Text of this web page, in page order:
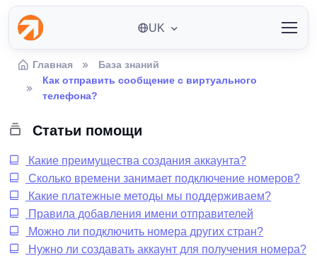
UK
Главная
База знаний
Как отправить сообщение с виртуального
телефона?
Статьи помощи
Какие преимущества создания аккаунта?
Сколько времени занимает подключение номеров?
Какие платежные методы мы поддерживаем?
Правила добавления имени отправителей
Можно ли подключить номера других стран?
Нужно ли создавать аккаунт для получения номера?